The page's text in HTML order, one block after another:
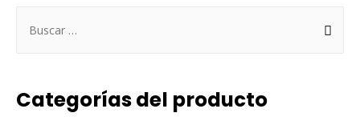
a
Categorías del producto